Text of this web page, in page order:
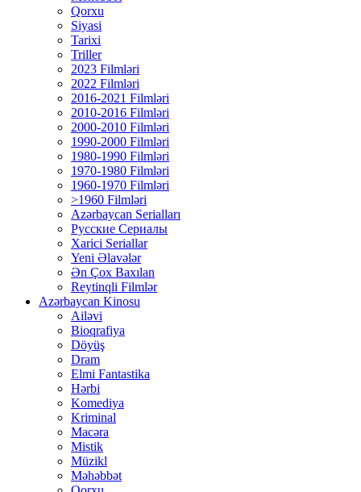
Qorxu
Siyasi
Tarixi
Triller
2023 Filmləri
2022 Filmləri
2016-2021 Filmləri
2010-2016 Filmləri
2000-2010 Filmləri
1990-2000 Filmləri
1980-1990 Filmləri
1970-1980 Filmləri
1960-1970 Filmləri
>1960 Filmləri
Azərbaycan Serialları
Русские Сериалы
Xarici Seriallar
Yeni Əlavələr
Ən Çox Baxılan
Reytinqli Filmlər
Azərbaycan Kinosu
Ailəvi
Bioqrafiya
Döyüş
Dram
Elmi Fantastika
Hərbi
Komediya
Kriminal
Macəra
Mistik
Müzikl
Məhəbbət